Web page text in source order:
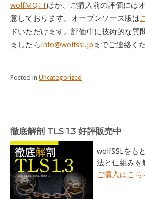
wolfMQTTほか、ご購入前の評価には
意しております。オープンソース版は
ドいただけます。評価中に技術的な質
ましたらinfo@wolfssl.jp までご連絡く
Posted in Uncategorized
徹底解剖 TLS 1.3 好評販売中
wolfSSLをも
法と仕組みを
ご購入はこち